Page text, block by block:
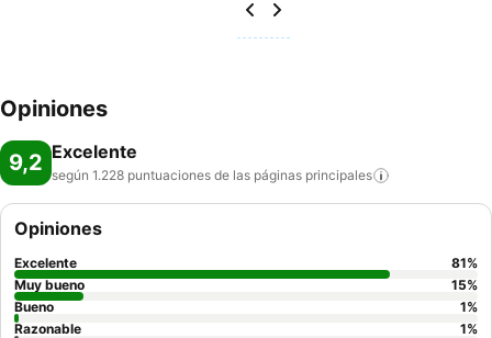
Opiniones
9,2 Excelente
según 1.228 puntuaciones de las páginas principales
Opiniones
Excelente 81%
Muy bueno
15%
Bueno
1%
Razonable
1%